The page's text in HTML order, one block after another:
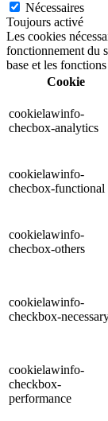
Nécessaires
Toujours activé
Les cookies
fonctionnement du
base et les
Cookie
cookielawinfo-
checbox-analytics
cookielawinfo-
checbox-functional
cookielawinfo-
checbox-others
cookielawinfo-
checkbox-
cookielawinfo-
checkbox-
performance